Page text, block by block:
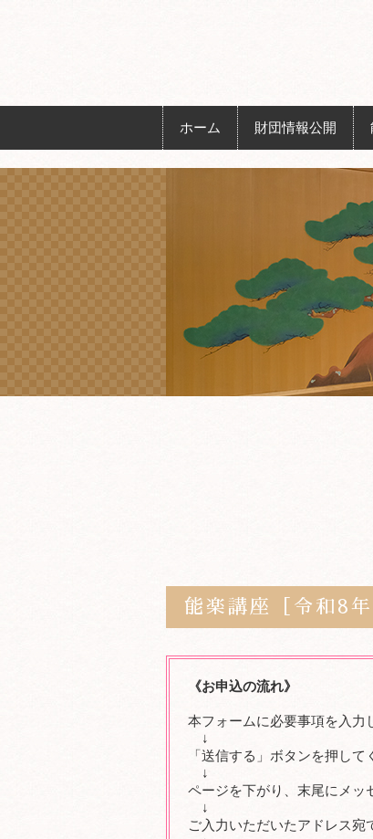
ホーム 財団情報公開
能楽講座［令和8
《お申込の流れ》
本フォームに必要事項を入力
↓
「送信する」ボタンを押して
↓
ページを下がり、末尾にメッ
↓
ご入力いただいたアドレス宛